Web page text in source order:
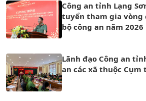
Công an tỉnh Lạng
tuyển tham gia vòng
bộ công an năm 2026
Lãnh đạo Công an
an các xã thuộc Cụm